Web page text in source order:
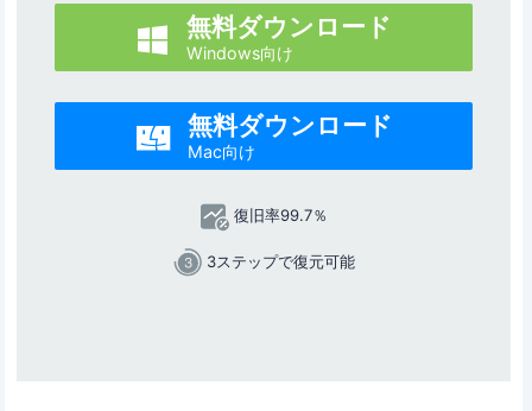
 無料ダウンロード
Windows向け
 無料ダウンロード
Mac向け
復旧率99.7％
3ステップで復元可能